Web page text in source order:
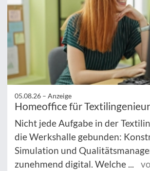
05.08.26 – Anzeige
Homeoffice für
Nicht jede Aufgabe in der
die Werkshalle gebunden:
Simulation und
zunehmend digital. Welche ...